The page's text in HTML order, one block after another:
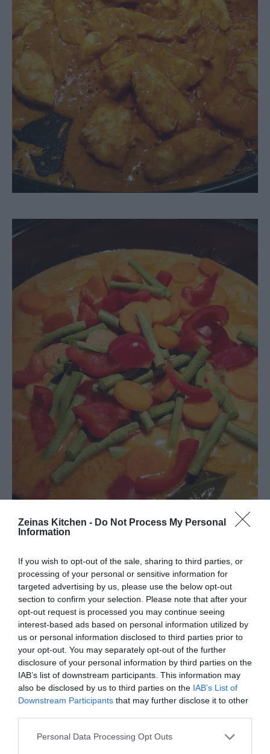
Zeinas Kitchen - Do Not Process My Personal
Information
If you wish to opt-out of the sale, sharing to third parties, or
processing of your personal or sensitive information for
targeted advertising by us, please use the below opt-out
section to confirm your selection. Please note that after your
opt-out request is processed you may continue seeing
interest-based ads based on personal information utilized by
us or personal information disclosed to third parties prior to
your opt-out. You may separately opt-out of the further
disclosure of your personal information by third parties on the
IAB’s list of downstream participants. This information may
also be disclosed by us to third parties on the IAB’s List of
Downstream Participants that may further disclose it to other
Personal Data Processing Opt Outs